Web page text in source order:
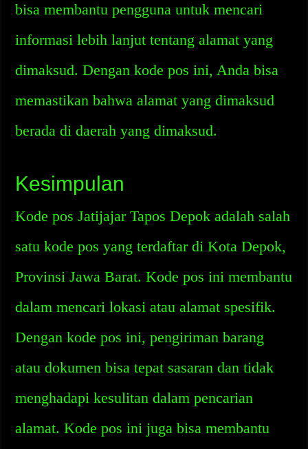
bisa membantu pengguna untuk mencari
informasi lebih lanjut tentang alamat yang
dimaksud. Dengan kode pos ini, Anda bisa
memastikan bahwa alamat yang dimaksud
berada di daerah yang dimaksud.
Kesimpulan
Kode pos Jatijajar Tapos Depok adalah salah
satu kode pos yang terdaftar di Kota Depok,
Provinsi Jawa Barat. Kode pos ini membantu
dalam mencari lokasi atau alamat spesifik.
Dengan kode pos ini, pengiriman barang
atau dokumen bisa tepat sasaran dan tidak
menghadapi kesulitan dalam pencarian
alamat. Kode pos ini juga bisa membantu